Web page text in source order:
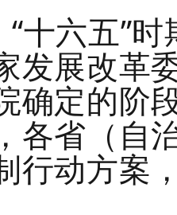
六五”时
发展改革
确定的阶
各省（自
行动方案